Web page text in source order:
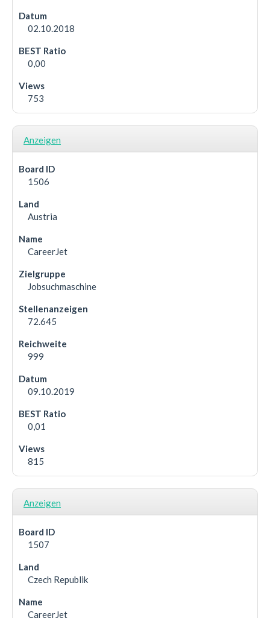
02.10.2018
0,00
753
Anzeigen
1506
Austria
CareerJet
Jobsuchmaschine
72.645
999
09.10.2019
0,01
815
Anzeigen
1507
Czech Republik
CareerJet